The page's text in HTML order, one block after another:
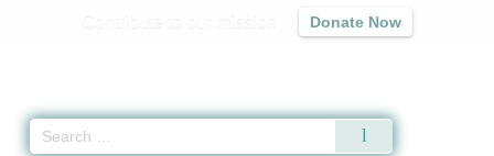
Donate Now